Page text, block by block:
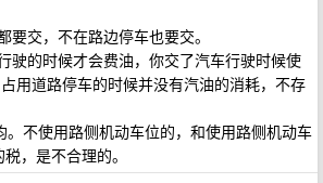
要交，不在路边停车也要交。
驶的时候才会费油，你交了汽车行驶时候使
用道路停车的时候并没有汽油的消耗，不存
。不使用路侧机动车位的，和使用路侧机动车
，是不合理的。